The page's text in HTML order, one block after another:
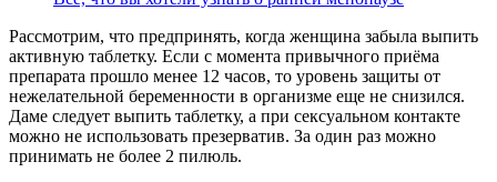
Рассмотрим, что предпринять, когда женщина забыла выпить
активную таблетку. Если с момента привычного приёма
препарата прошло менее 12 часов, то уровень защиты от
нежелательной беременности в организме еще не снизился.
Даме следует выпить таблетку, а при сексуальном контакте
можно не использовать презерватив. За один раз можно
принимать не более 2 пилюль.